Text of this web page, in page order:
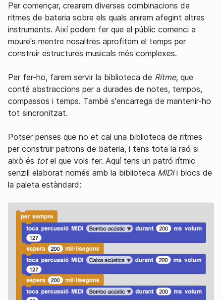
Per començar, crearem diverses combinacions de
ritmes de bateria sobre els quals anirem afegint altres
instruments. Així podem fer que el públic comenci a
moure's mentre nosaltres aprofitem el temps per
construir estructures musicals més complexes.
Per fer-ho, farem servir la biblioteca de Ritme, que
conté abstraccions per a durades de notes, tempos,
compassos i temps. També s'encarrega de mantenir-ho
tot sincronitzat.
Potser penses que no et cal una biblioteca de ritmes
per construir patrons de bateria, i tens tota la raó si
això és totel que vols fer. Aquí tens un patró rítmic
senzill elaborat només amb la biblioteca MIDIi blocs de
la paleta estàndard: